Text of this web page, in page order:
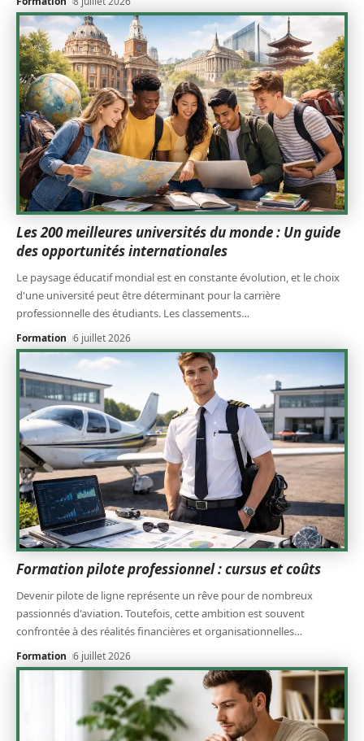
Les 200 meilleures universités du monde : Un guide
des opportunités internationales
Le paysage éducatif mondial est en constante évolution, et le choix
d'une université peut être déterminant pour la carrière
professionnelle des étudiants. Les classements…
Formation 6 juillet 2026
Formation pilote professionnel : cursus et coûts
Devenir pilote de ligne représente un rêve pour de nombreux
passionnés d'aviation. Toutefois, cette ambition est souvent
confrontée à des réalités financières et organisationnelles…
Formation 6 juillet 2026